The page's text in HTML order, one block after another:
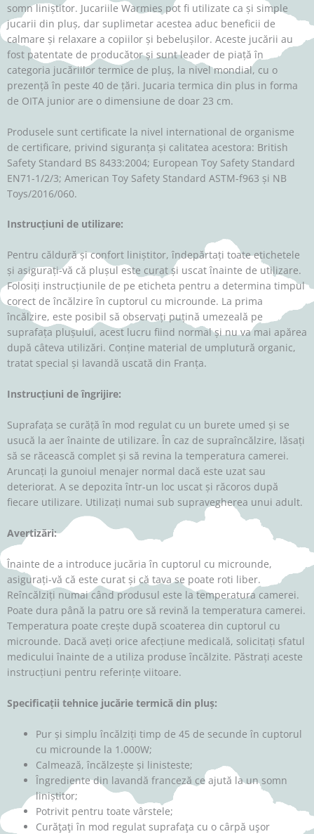
somn liniștitor. Jucariile Warmies pot fi utilizate ca și simple
jucarii din pluș, dar suplimetar acestea aduc beneficii de
calmare și relaxare a copiilor și bebelușilor. Aceste jucării au
fost patentate de producător și sunt leader de piață în
categoria jucăriilor termice de pluș, la nivel mondial, cu o
prezență în peste 40 de țări. Jucaria termica din plus in forma
de OITA junior are o dimensiune de doar 23 cm.
Produsele sunt certificate la nivel international de organisme
de certificare, privind siguranța și calitatea acestora: British
Safety Standard BS 8433:2004; European Toy Safety Standard
EN71-1/2/3; American Toy Safety Standard ASTM-f963 și NB
Toys/2016/060.
Instrucțiuni de utilizare:
Pentru căldură și confort liniștitor, îndepărtați toate etichetele
și asigurați-vă că plușul este curat și uscat înainte de utilizare.
Folosiți instrucțiunile de pe eticheta pentru a determina timpul
corect de încălzire în cuptorul cu microunde. La prima
încălzire, este posibil să observați puțină umezeală pe
suprafața plușului, acest lucru fiind normal și nu va mai apărea
după câteva utilizări. Conține material de umplutură organic,
tratat special și lavandă uscată din Franța.
Instrucțiuni de îngrijire:
Suprafața se curăță în mod regulat cu un burete umed și se
usucă la aer înainte de utilizare. În caz de supraîncălzire, lăsați
să se răcească complet și să revina la temperatura camerei.
Aruncați la gunoiul menajer normal dacă este uzat sau
deteriorat. A se depozita într-un loc uscat și răcoros după
fiecare utilizare. Utilizați numai sub supravegherea unui adult.
Avertizări:
Înainte de a introduce jucăria în cuptorul cu microunde,
asigurați-vă că este curat și că tava se poate roti liber.
Reîncălziți numai când produsul este la temperatura camerei.
Poate dura până la patru ore să revină la temperatura camerei.
Temperatura poate crește după scoaterea din cuptorul cu
microunde. Dacă aveți orice afecțiune medicală, solicitați sfatul
medicului înainte de a utiliza produse încălzite. Păstrați aceste
instrucțiuni pentru referințe viitoare.
Specificații tehnice jucărie termică din pluș:
Pur și simplu încălziți timp de 45 de secunde în cuptorul
cu microunde la 1.000W;
Calmează, încălzește și linisteste;
Îngrediente din lavandă franceză ce ajută la un somn
liniștitor;
Potrivit pentru toate vârstele;
Curăţaţi în mod regulat suprafaţa cu o cârpă uşor